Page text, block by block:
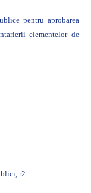
pentru aprobarea
elementelor de
r2